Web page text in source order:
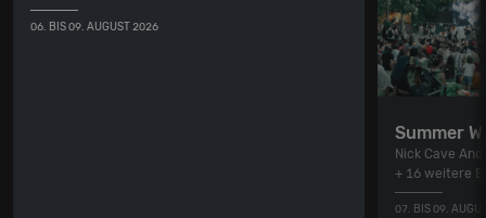
06. BIS 09. AUGUST 2026
Summer
Nick Cave
+ 16 weitere
07. BIS 09.